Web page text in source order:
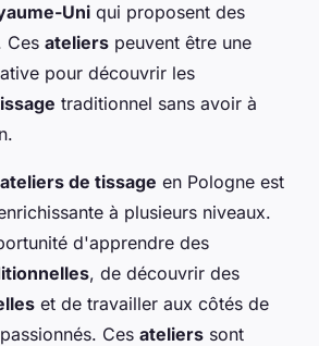
Uni qui proposent des
Ces ateliers peuvent être une
pour découvrir les
traditionnel sans avoir à
ateliers de tissage en Pologne est
à plusieurs niveaux.
d'apprendre des
, de découvrir des
et de travailler aux côtés de
passionnés. Ces ateliers sont